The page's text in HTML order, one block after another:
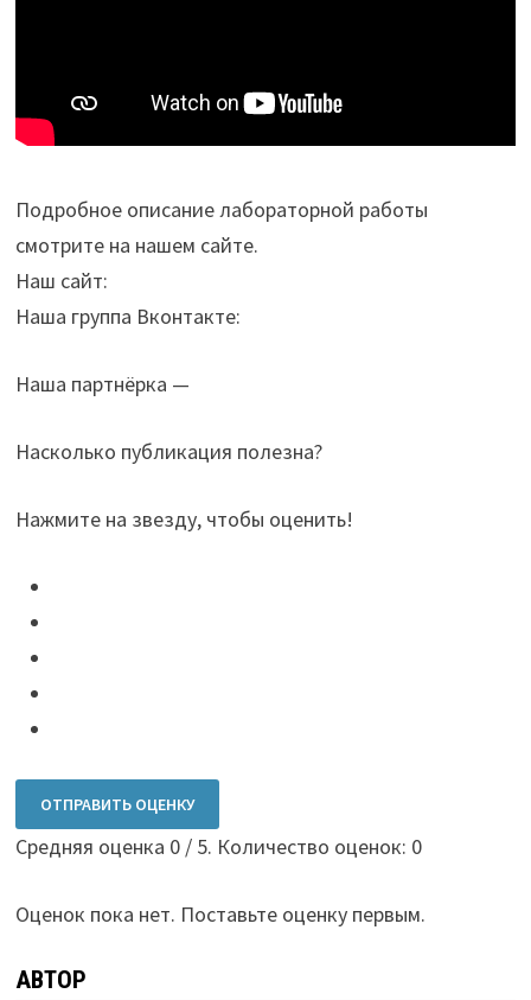
Подробное описание лабораторной работы
смотрите на нашем сайте.
Наш сайт:
Наша группа Вконтакте:
Наша партнёрка —
Насколько публикация полезна?
Нажмите на звезду, чтобы оценить!
ОТПРАВИТЬ ОЦЕНКУ
Средняя оценка 0/ 5. Количество оценок: 0
Оценок пока нет. Поставьте оценку первым.
АВТОР